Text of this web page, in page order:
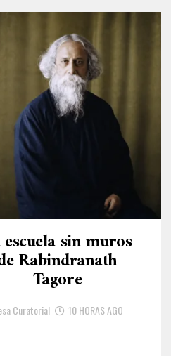
sin muros
Rabindranath
Tagore
Curatorial 10 HORAS AGO